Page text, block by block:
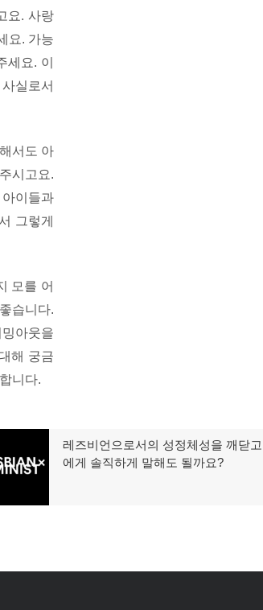
요. 사랑
요. 가능
요. 이
실로서
서도 아
시고요.
이들과
그렇게
모를 어
습니다.
아웃을
해 궁금
니다.
레즈비언으로서의 성정체성을 깨닫
에게 솔직하게 말해도 될까요?